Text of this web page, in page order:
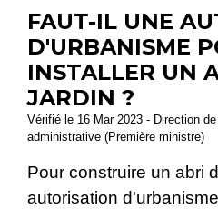
FAUT-IL UNE
D'URBANISME
INSTALLER UN
JARDIN ?
Vérifié le 16 Mar 2023 - Direction
administrative (Première ministre)
Pour construire un abri
autorisation